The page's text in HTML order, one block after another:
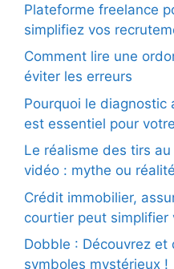
Plateforme freelance
simplifiez vos
Comment lire une
éviter les erreurs
Pourquoi le diagnostic
est essentiel pour
Le réalisme des tirs
vidéo : mythe ou
Crédit immobilier,
courtier peut simplifier
Dobble : Découvrez
symboles mystérieux !